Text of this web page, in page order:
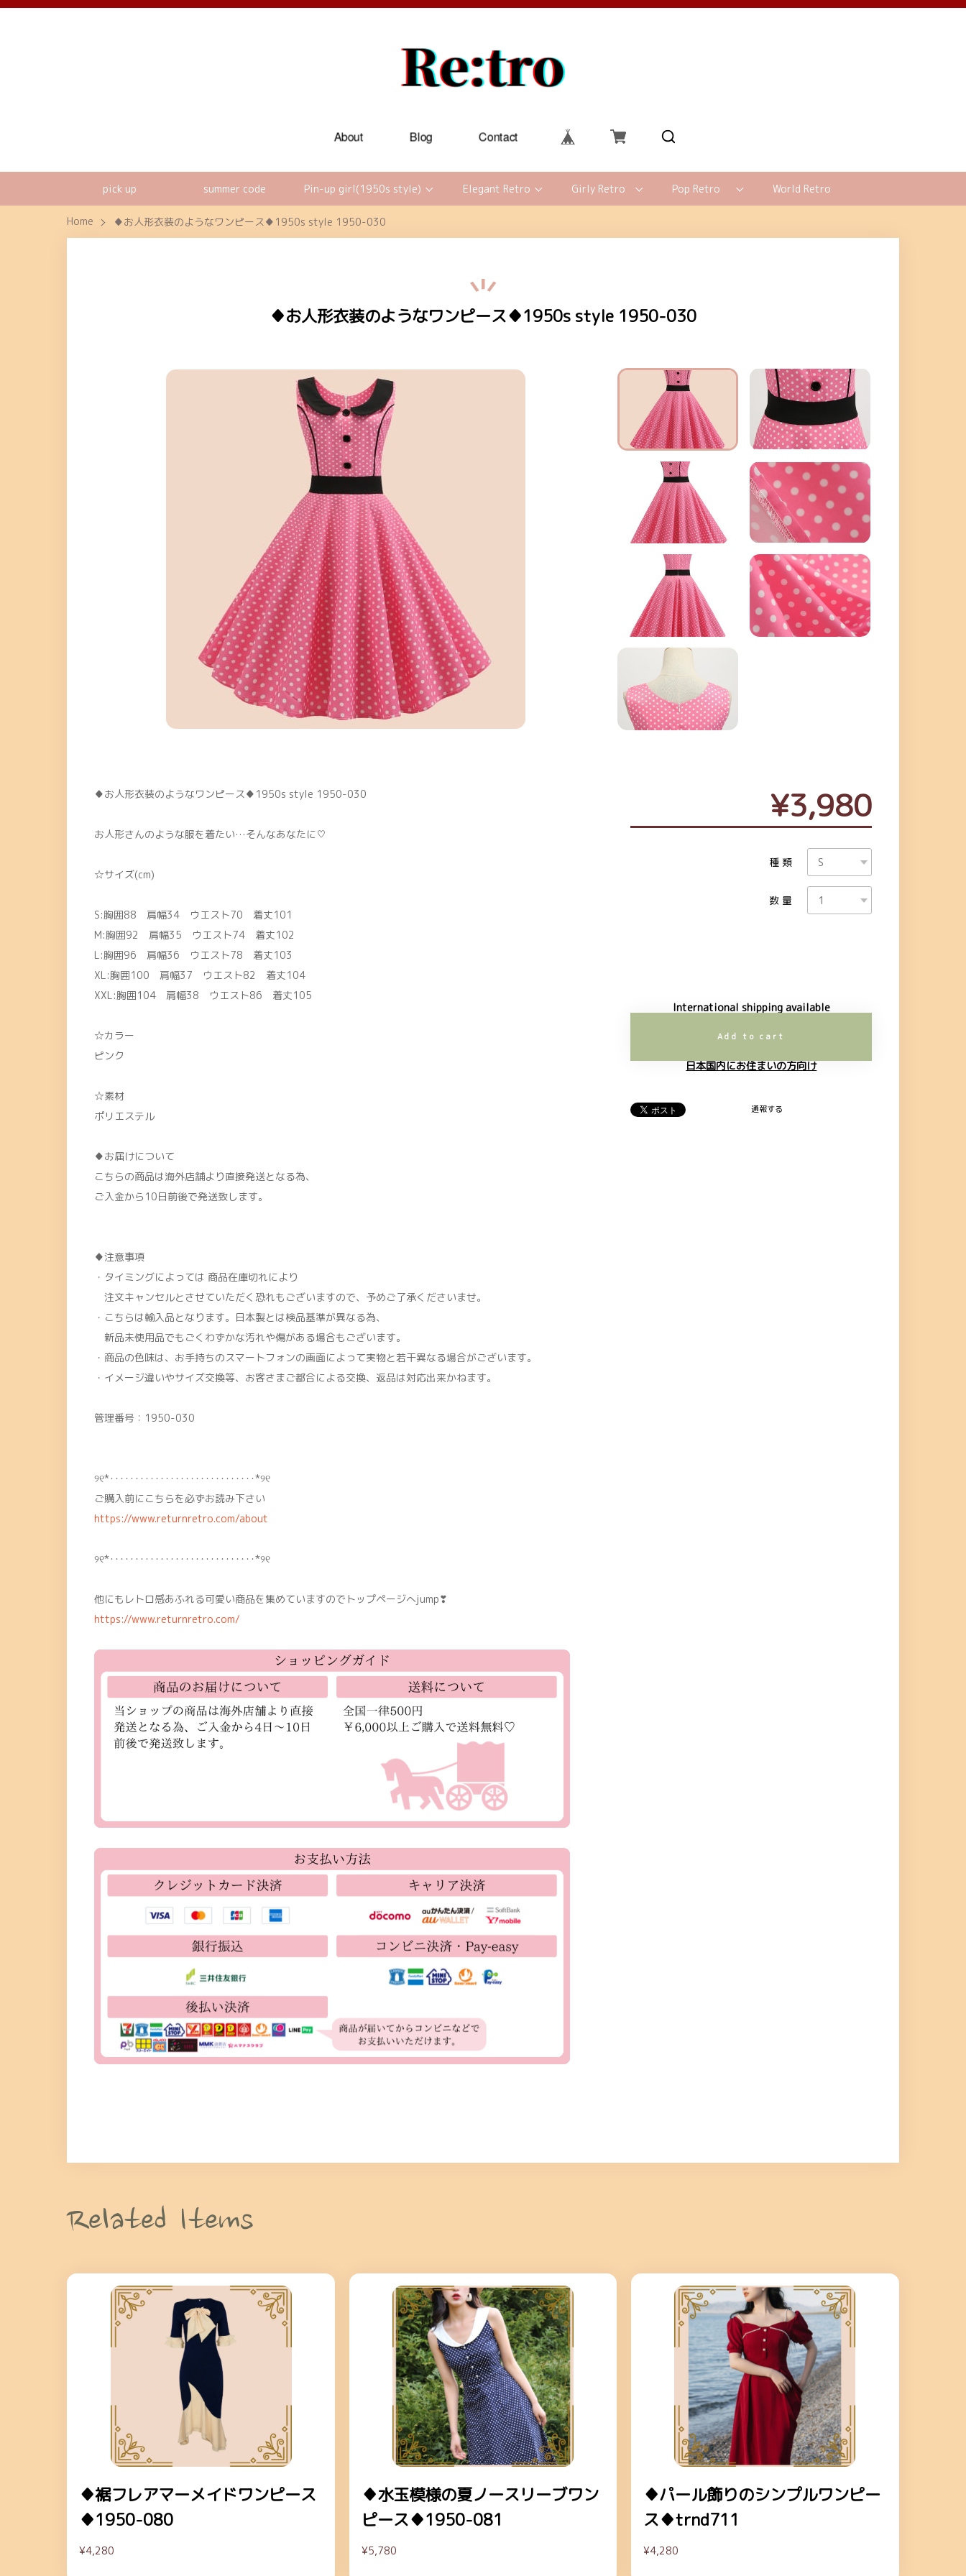
About Blog Contact
pick up summer code Pin-up girl(1950s style) Elegant Retro Girly Retro Pop Retro World Retro
Home ♦お人形衣装のようなワンピース♦1950s style 1950-030
♦お人形衣装のようなワンピース♦1950s style 1950-030
♦お人形衣装のようなワンピース♦1950s style 1950-030
お人形さんのような服を着たい…そんなあなたに♡
☆サイズ(cm)
S:胸囲88 肩幅34 ウエスト70 着丈101
M:胸囲92 肩幅35 ウエスト74 着丈102
L:胸囲96 肩幅36 ウエスト78 着丈103
XL:胸囲100 肩幅37 ウエスト82 着丈104
XXL:胸囲104 肩幅38 ウエスト86 着丈105
☆カラー
ピンク
☆素材
ポリエステル
♦お届けについて
こちらの商品は海外店舗より直接発送となる為、
ご入金から10日前後で発送致します。
♦注意事項
・タイミングによっては 商品在庫切れにより
注文キャンセルとさせていただく恐れもございますので、予めご了承くださいませ。
・こちらは輸入品となります。日本製とは検品基準が異なる為、
新品未使用品でもごくわずかな汚れや傷がある場合もございます。
・商品の色味は、お手持ちのスマートフォンの画面によって実物と若干異なる場合がございます。
・イメージ違いやサイズ交換等、お客さまご都合による交換、返品は対応出来かねます。
管理番号：1950-030
୨୧*･････････････････････････････*୨୧
ご購入前にこちらを必ずお読み下さい
https://www.returnretro.com/about
୨୧*･････････････････････････････*୨୧
他にもレトロ感あふれる可愛い商品を集めていますのでトップページへjump❣
https://www.returnretro.com/
¥3,980
種類
数量
International shipping available
Add to cart
日本国内にお住まいの方向け
通報する
Related Items
♦裾フレアマーメイドワンピース
♦1950-080
¥4,280
♦水玉模様の夏ノースリーブワン
ピース♦1950-081
¥5,780
♦パール飾りのシンプルワンピー
ス♦trnd711
¥4,280